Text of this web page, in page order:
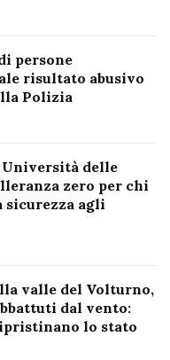
persone
risultato abusivo
Polizia
delle
zero per chi
sicurezza agli
valle del Volturno,
dal vento:
lo stato